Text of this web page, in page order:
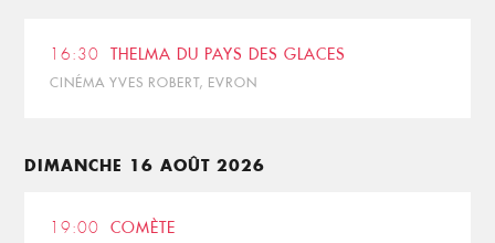
16:30 THELMA DU PAYS DES GLACES
CINÉMA YVES ROBERT, EVRON
DIMANCHE 16 AOÛT 2026
19:00 COMÈTE